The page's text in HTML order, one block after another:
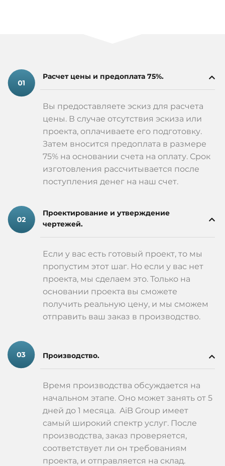
Расчет цены и предоплата 75%.
Вы предоставляете эскиз для расчета
цены. В случае отсутствия эскиза или
проекта, оплачиваете его подготовку.
Затем вносится предоплата в размере
75% на основании счета на оплату. Срок
изготовления рассчитывается после
поступления денег на наш счет.
Проектирование и утверждение
чертежей.
Если у вас есть готовый проект, то мы
пропустим этот шаг. Но если у вас нет
проекта, мы сделаем это. Только на
основании проекта вы сможете
получить реальную цену, и мы сможем
отправить ваш заказ в производство.
Производство.
Время производства обсуждается на
начальном этапе. Оно может занять от 5
дней до 1 месяца. AiB Group имеет
самый широкий спектр услуг. После
производства, заказ проверяется,
соответствует ли он требованиям
проекта, и отправляется на склад.